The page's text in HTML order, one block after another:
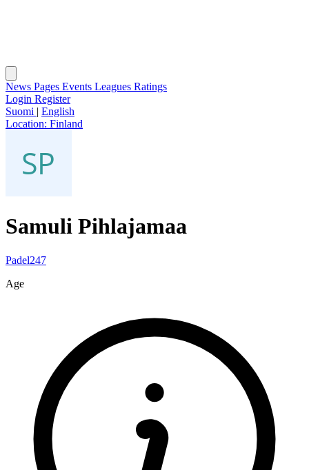
News Pages Events Leagues Ratings
Login Register
Suomi | English
Location: Finland
Samuli Pihlajamaa
Padel247
Age